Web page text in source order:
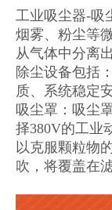
工业吸尘器-吸
烟雾、粉尘等
从气体中分离
除尘设备包括
质、系统稳定
吸尘罩：吸尘
择380V的工业
以克服颗粒物
吹，将覆盖在